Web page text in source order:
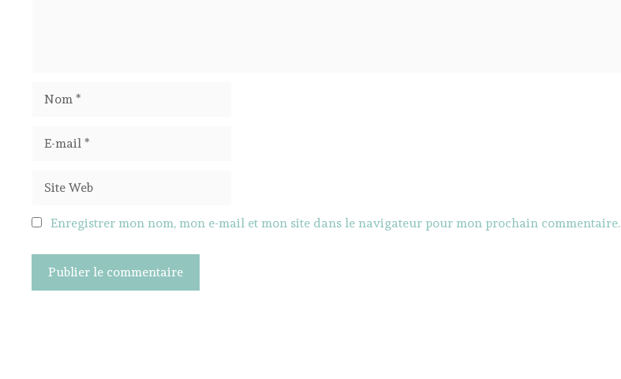
mail
Web
Enregistrer mon nom, mon e-mail et mon site dans le navigateur pour mon prochain commentaire.